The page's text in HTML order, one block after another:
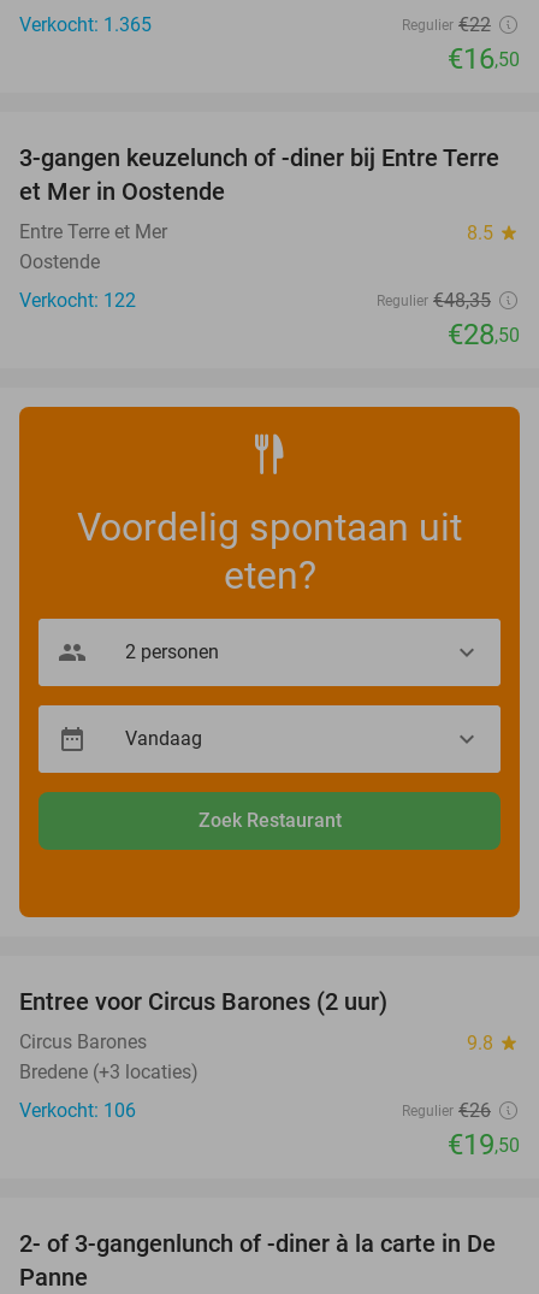
Verkocht: 1.365
Regulier €22
€16,50
41%
3-gangen keuzelunch of -diner bij Entre Terre
et Mer in Oostende
Entre Terre et Mer 8.5 star
Oostende
Verkocht: 122
Regulier €48,35
€28,50
Voordelig spontaan uit
eten?
Zoek Restaurant
Entree voor Circus Barones (2 uur)
Circus Barones 9.8 star
Bredene (+3 locaties)
Verkocht: 106
Regulier €26
€19,50
39%
2- of 3-gangenlunch of -diner à la carte in De
Panne